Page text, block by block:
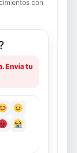
con
Envía tu